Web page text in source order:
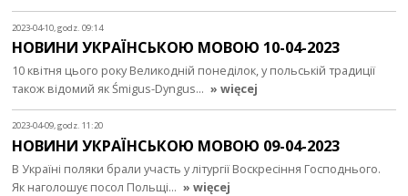
2023-04-10, godz. 09:14
НОВИНИ УКРАЇНСЬКОЮ МОВОЮ 10-04-2023
10 квітня цього року Великодній понеділок, у польській традиції
також відомий як Śmigus-Dyngus… » więcej
2023-04-09, godz. 11:20
НОВИНИ УКРАЇНСЬКОЮ МОВОЮ 09-04-2023
В Україні поляки брали участь у літургії Воскресіння Господнього.
Як наголошує посол Польщі… » więcej